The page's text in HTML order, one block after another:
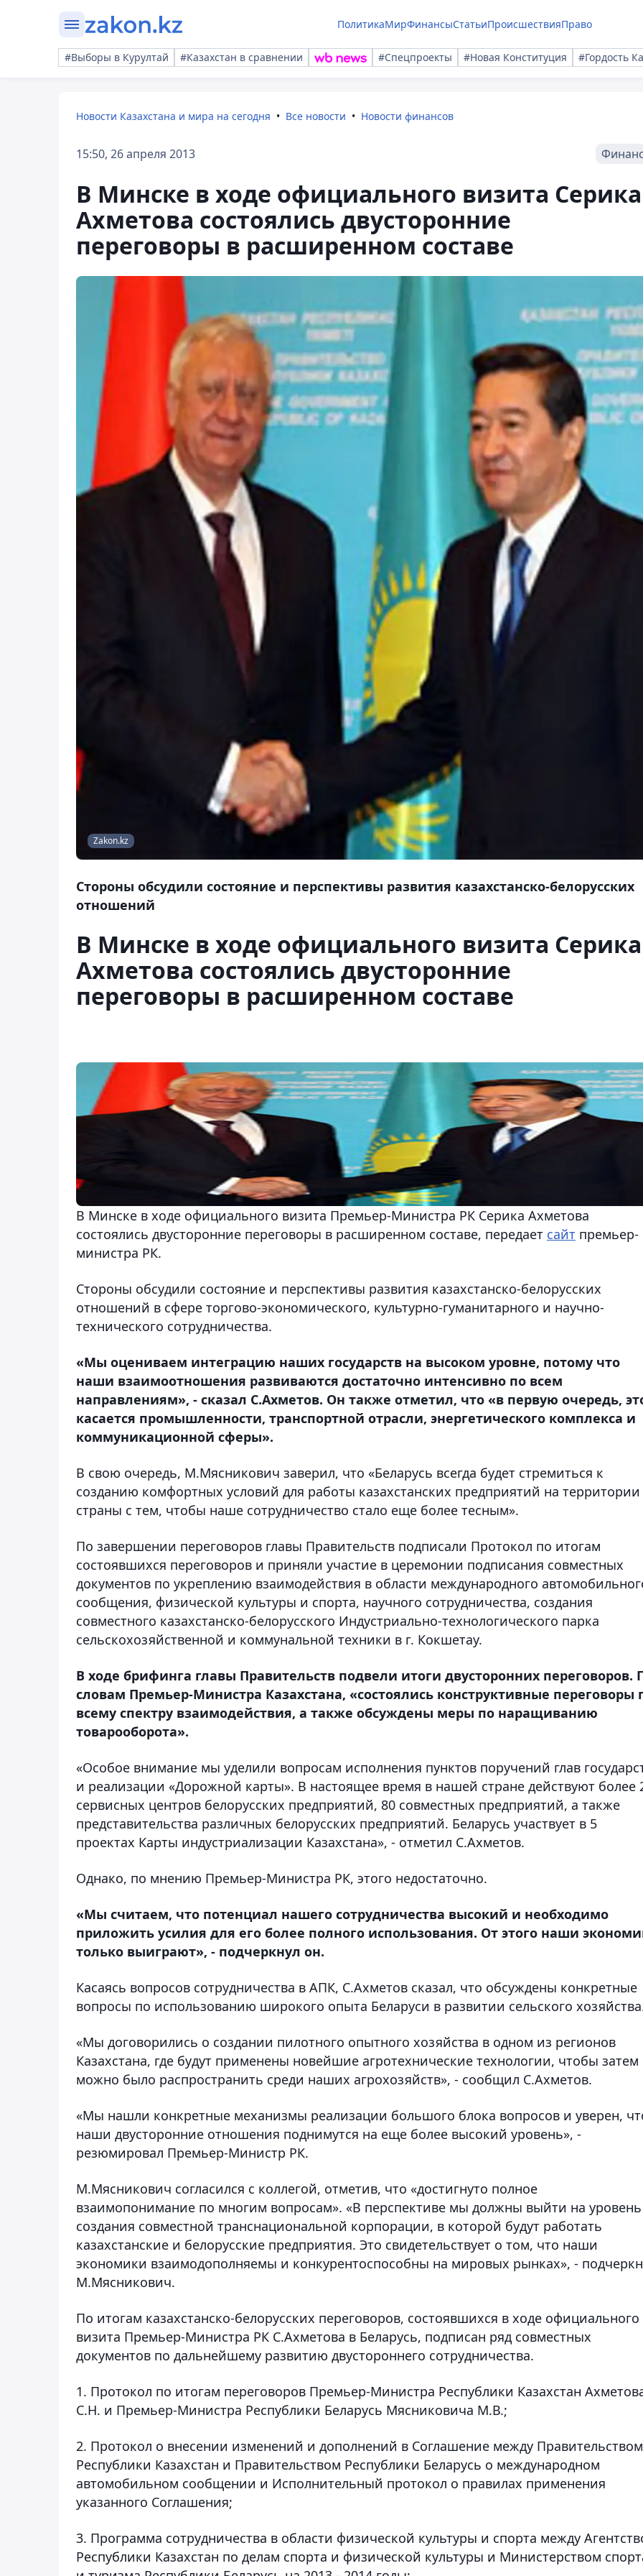
ПолитикаМирФинансыСтатьиПроисшествияПраво
#Выборы в Курултай #Казахстан в сравнении #Спецпроекты #Новая Конституция #Гордость
Новости Казахстана и мира на сегодня Все новости Новости финансов
15:50, 26 апреля 2013
В Минске в ходе официального визита Серика
Ахметова состоялись двусторонние
переговоры в расширенном составе
Zakon.kz
Стороны обсудили состояние и перспективы развития казахстанско-белорусских
отношений
В Минске в ходе официального визита Серика
Ахметова состоялись двусторонние
переговоры в расширенном составе
В Минске в ходе официального визита Премьер-Министра РК Серика Ахметова
состоялись двусторонние переговоры в расширенном составе, передает сайт премьер-
министра РК.
Стороны обсудили состояние и перспективы развития казахстанско-белорусских
отношений в сфере торгово-экономического, культурно-гуманитарного и научно-
технического сотрудничества.
«Мы оцениваем интеграцию наших государств на высоком уровне, потому что
наши взаимоотношения развиваются достаточно интенсивно по всем
направлениям», - сказал С.Ахметов. Он также отметил, что «в первую очередь,
касается промышленности, транспортной отрасли, энергетического комплекса и
коммуникационной сферы».
В свою очередь, М.Мясникович заверил, что «Беларусь всегда будет стремиться к
созданию комфортных условий для работы казахстанских предприятий на территории
страны с тем, чтобы наше сотрудничество стало еще более тесным».
По завершении переговоров главы Правительств подписали Протокол по итогам
состоявшихся переговоров и приняли участие в церемонии подписания совместных
документов по укреплению взаимодействия в области международного
сообщения, физической культуры и спорта, научного сотрудничества, создания
совместного казахстанско-белорусского Индустриально-технологического парка
сельскохозяйственной и коммунальной техники в г. Кокшетау.
В ходе брифинга главы Правительств подвели итоги двусторонних переговоров.
словам Премьер-Министра Казахстана, «состоялись конструктивные переговоры
всему спектру взаимодействия, а также обсуждены меры по наращиванию
товарооборота».
«Особое внимание мы уделили вопросам исполнения пунктов поручений глав
и реализации «Дорожной карты». В настоящее время в нашей стране действуют более
сервисных центров белорусских предприятий, 80 совместных предприятий, а также
представительства различных белорусских предприятий. Беларусь участвует в 5
проектах Карты индустриализации Казахстана», - отметил С.Ахметов.
Однако, по мнению Премьер-Министра РК, этого недостаточно.
«Мы считаем, что потенциал нашего сотрудничества высокий и необходимо
приложить усилия для его более полного использования. От этого наши
только выиграют», - подчеркнул он.
Касаясь вопросов сотрудничества в АПК, С.Ахметов сказал, что обсуждены конкретные
вопросы по использованию широкого опыта Беларуси в развитии сельского
«Мы договорились о создании пилотного опытного хозяйства в одном из регионов
Казахстана, где будут применены новейшие агротехнические технологии, чтобы затем
можно было распространить среди наших агрохозяйств», - сообщил С.Ахметов.
«Мы нашли конкретные механизмы реализации большого блока вопросов и уверен,
наши двусторонние отношения поднимутся на еще более высокий уровень», -
резюмировал Премьер-Министр РК.
М.Мясникович согласился с коллегой, отметив, что «достигнуто полное
взаимопонимание по многим вопросам». «В перспективе мы должны выйти на уровень
создания совместной транснациональной корпорации, в которой будут работать
казахстанские и белорусские предприятия. Это свидетельствует о том, что наши
экономики взаимодополняемы и конкурентоспособны на мировых рынках», -
М.Мясникович.
По итогам казахстанско-белорусских переговоров, состоявшихся в ходе официального
визита Премьер-Министра РК С.Ахметова в Беларусь, подписан ряд совместных
документов по дальнейшему развитию двустороннего сотрудничества.
1. Протокол по итогам переговоров Премьер-Министра Республики Казахстан
С.Н. и Премьер-Министра Республики Беларусь Мясниковича М.В.;
2. Протокол о внесении изменений и дополнений в Соглашение между Правительством
Республики Казахстан и Правительством Республики Беларусь о международном
автомобильном сообщении и Исполнительный протокол о правилах применения
указанного Соглашения;
3. Программа сотрудничества в области физической культуры и спорта между
Республики Казахстан по делам спорта и физической культуры и Министерством